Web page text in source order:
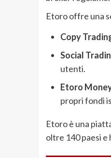
Etoro offre una
Copy
Social
utenti.
Etoro
propri fondi
Etoro è una
oltre 140 paesi